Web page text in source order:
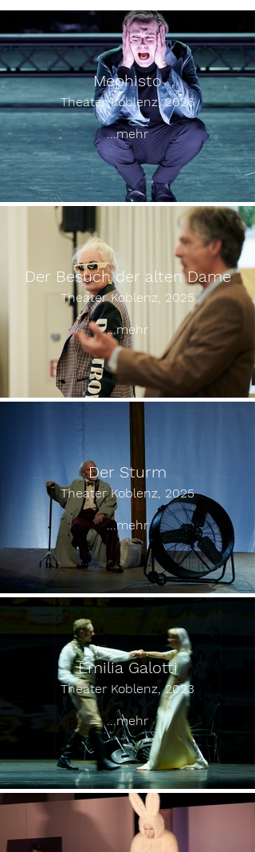
Mephisto
Theater Koblenz, 2026
...mehr
Der Besuch der alten Dame
Theater Koblenz, 2025
...mehr
Der Sturm
Theater Koblenz, 2025
...mehr
Emilia Galotti
Theater Koblenz, 2023
...mehr